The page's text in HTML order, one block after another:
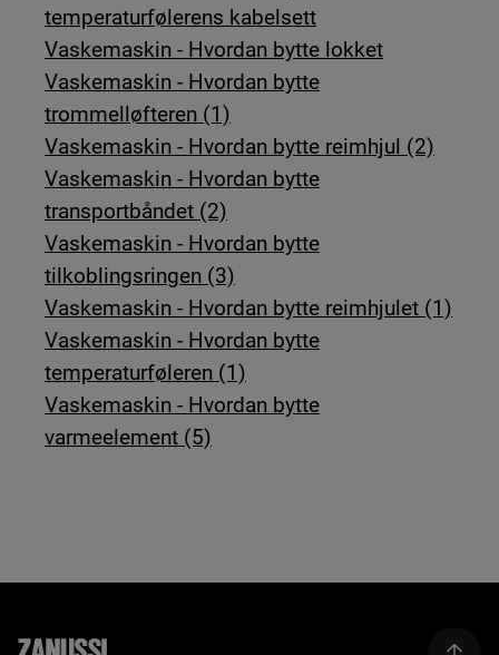
temperaturfølerens kabelsett
Vaskemaskin - Hvordan bytte lokket
Vaskemaskin - Hvordan bytte
trommelløfteren (1)
Vaskemaskin - Hvordan bytte reimhjul (2)
Vaskemaskin - Hvordan bytte
transportbåndet (2)
Vaskemaskin - Hvordan bytte
tilkoblingsringen (3)
Vaskemaskin - Hvordan bytte reimhjulet (1)
Vaskemaskin - Hvordan bytte
temperaturføleren (1)
Vaskemaskin - Hvordan bytte
varmeelement (5)